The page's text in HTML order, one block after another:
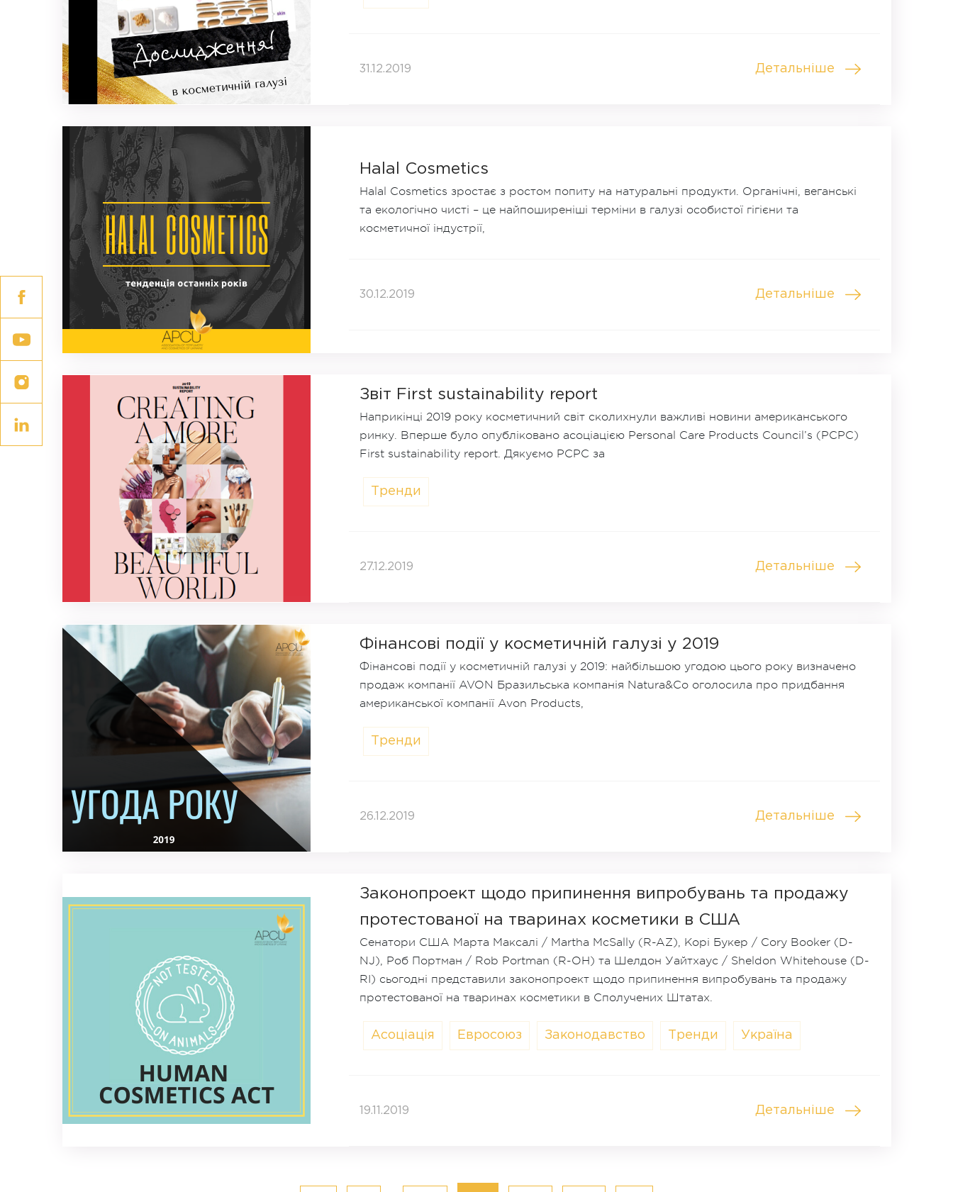
31.12.2019 Детальніше
Halal Cosmetics
Halal Cosmetics зростає з ростом попиту на натуральні продукти. Органічні, веганські
та екологічно чисті – це найпоширеніші терміни в галузі особистої гігієни та
косметичної індустрії,
30.12.2019 Детальніше
Звіт First sustainability report
Наприкінці 2019 року косметичний світ сколихнули важливі новини американського
ринку. Вперше було опубліковано асоціацією Personal Care Products Council’s (PCPC)
First sustainability report. Дякуємо PCPC за
Тренди
27.12.2019 Детальніше
Фінансові події у косметичній галузі у 2019
Фінансові події у косметичній галузі у 2019: найбільшою угодою цього року визначено
продаж компанії AVON Бразильська компанія Natura&Co оголосила про придбання
американської компанії Avon Products,
Тренди
26.12.2019 Детальніше
Законопроект щодо припинення випробувань та продажу
протестованої на тваринах косметики в США
Сенатори США Марта Максалі / Martha McSally (R-AZ), Корі Букер / Cory Booker (D-
NJ), Роб Портман / Rob Portman (R-OH) та Шелдон Уайтхаус / Sheldon Whitehouse (D-
RI) сьогодні представили законопроект щодо припинення випробувань та продажу
протестованої на тваринах косметики в Сполучених Штатах.
Асоціація Евросоюз Законодавство Тренди Україна
19.11.2019 Детальніше